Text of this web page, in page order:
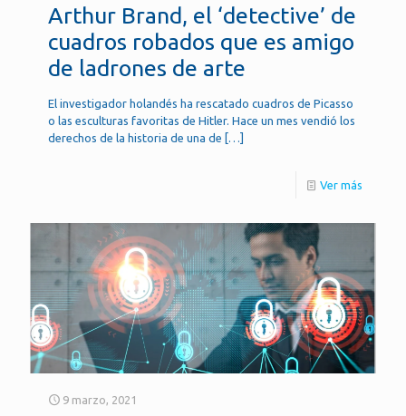
Arthur Brand, el ‘detective’ de
cuadros robados que es amigo
de ladrones de arte
El investigador holandés ha rescatado cuadros de Picasso
o las esculturas favoritas de Hitler. Hace un mes vendió los
derechos de la historia de una de […]
Ver más
9 marzo, 2021